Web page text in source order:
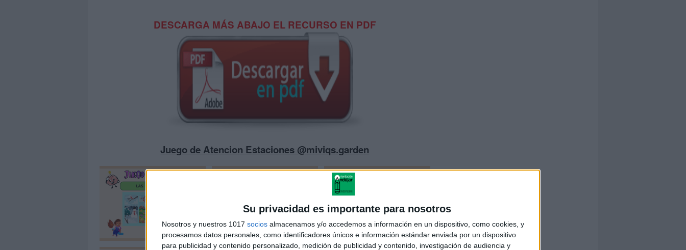
Su privacidad es importante para nosotros
Nosotros y nuestros 1017 socios almacenamos y/o accedemos a información en un dispositivo, como cookies, y
procesamos datos personales, como identificadores únicos e información estándar enviada por un dispositivo
para publicidad y contenido personalizado, medición de publicidad y contenido, investigación de audiencia y
DESCARGA MÁS ABAJO EL RECURSO EN PDF
Juego de Atencion Estaciones @miviqs.garden